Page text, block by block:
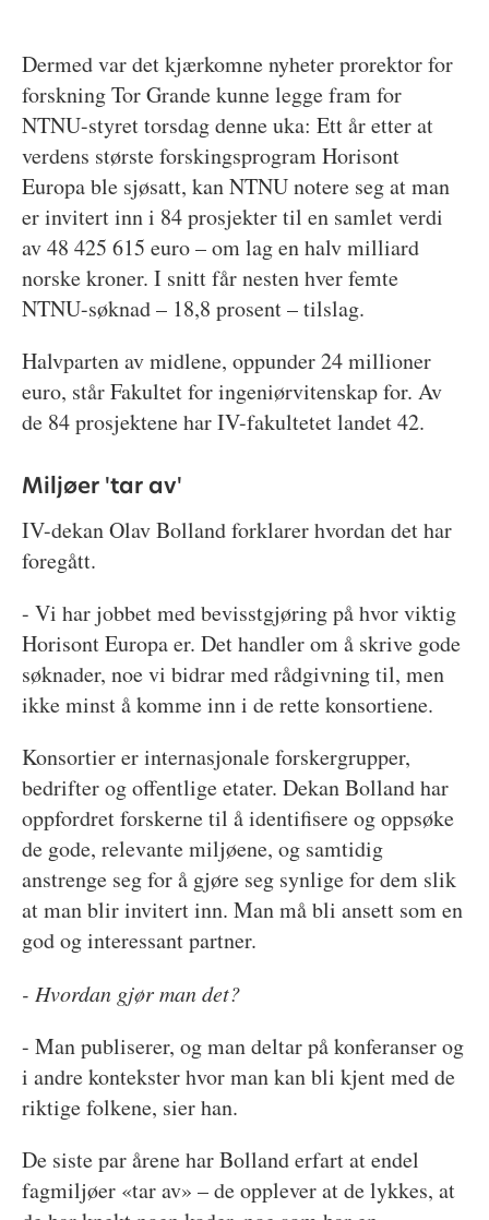
Dermed var det kjærkomne nyheter prorektor for
forskning Tor Grande kunne legge fram for
NTNU-styret torsdag denne uka: Ett år etter at
verdens største forskingsprogram Horisont
Europa ble sjøsatt, kan NTNU notere seg at man
er invitert inn i 84 prosjekter til en samlet verdi
av 48 425 615 euro – om lag en halv milliard
norske kroner. I snitt får nesten hver femte
NTNU-søknad – 18,8 prosent – tilslag.
Halvparten av midlene, oppunder 24 millioner
euro, står Fakultet for ingeniørvitenskap for. Av
de 84 prosjektene har IV-fakultetet landet 42.
Miljøer 'tar av'
IV-dekan Olav Bolland forklarer hvordan det har
foregått.
- Vi har jobbet med bevisstgjøring på hvor viktig
Horisont Europa er. Det handler om å skrive gode
søknader, noe vi bidrar med rådgivning til, men
ikke minst å komme inn i de rette konsortiene.
Konsortier er internasjonale forskergrupper,
bedrifter og offentlige etater. Dekan Bolland har
oppfordret forskerne til å identifisere og oppsøke
de gode, relevante miljøene, og samtidig
anstrenge seg for å gjøre seg synlige for dem slik
at man blir invitert inn. Man må bli ansett som en
god og interessant partner.
- Hvordan gjør man det?
- Man publiserer, og man deltar på konferanser og
i andre kontekster hvor man kan bli kjent med de
riktige folkene, sier han.
De siste par årene har Bolland erfart at endel
fagmiljøer «tar av» – de opplever at de lykkes, at